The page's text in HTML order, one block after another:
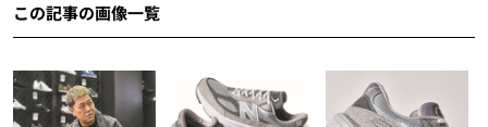
この記事の画像一覧